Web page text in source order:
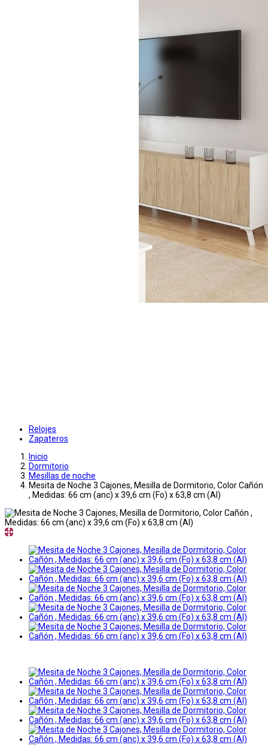
Relojes
Zapateros
Inicio
Dormitorio
Mesillas de noche
Mesita de Noche 3 Cajones, Mesilla de Dormitorio, Color Cañón
, Medidas: 66 cm (anc) x 39,6 cm (Fo) x 63,8 cm (Al)